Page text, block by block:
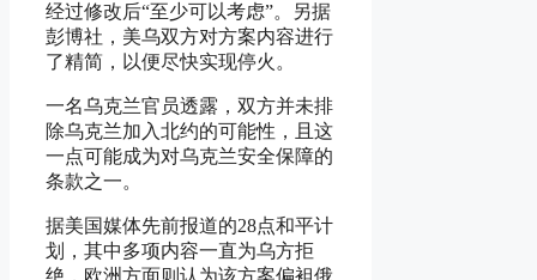
经过修改后“至少可以考虑”。另据
彭博社，美乌双方对方案内容进行
了精简，以便尽快实现停火。
一名乌克兰官员透露，双方并未排
除乌克兰加入北约的可能性，且这
一点可能成为对乌克兰安全保障的
条款之一。
据美国媒体先前报道的28点和平计
划，其中多项内容一直为乌方拒